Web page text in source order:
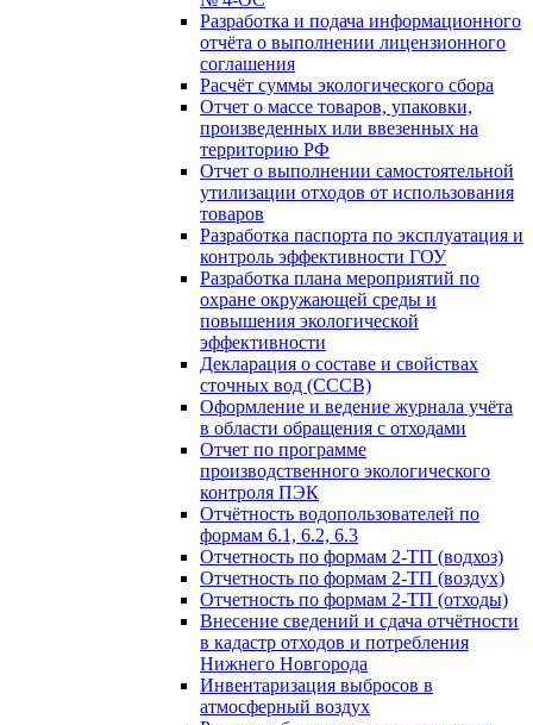
Разработка и подача информационного
отчёта о выполнении лицензионного
соглашения
Расчёт суммы экологического сбора
Отчет о массе товаров, упаковки,
произведенных или ввезенных на
территорию РФ
Отчет о выполнении самостоятельной
утилизации отходов от использования
товаров
Разработка паспорта по эксплуатация и
контроль эффективности ГОУ
Разработка плана мероприятий по
охране окружающей среды и
повышения экологической
эффективности
Декларация о составе и свойствах
сточных вод (СССВ)
Оформление и ведение журнала учёта
в области обращения с отходами
Отчет по программе
производственного экологического
контроля ПЭК
Отчётность водопользователей по
формам 6.1, 6.2, 6.3
Отчетность по формам 2-ТП (водхоз)
Отчетность по формам 2-ТП (воздух)
Отчетность по формам 2-ТП (отходы)
Внесение сведений и сдача отчётности
в кадастр отходов и потребления
Нижнего Новгорода
Инвентаризация выбросов в
атмосферный воздух